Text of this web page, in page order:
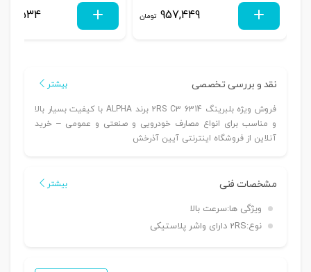
957,449 تومان 431,534
نقد و بررسی تخصصی بیشتر
فروش ویژه بلبرینگ 6314 2RS C3 برند ALPHA با کیفیت بسیار بالا
و مناسب برای انواع مصارف خودرویی و صنعتی و عمومی – خرید
آنلاین از فروشگاه اینترنتی آیین آذرخش
مشخصات فنی بیشتر
ویژگی ها:سرعت بالا
نوع:2RS دارای واشر پلاستیکی